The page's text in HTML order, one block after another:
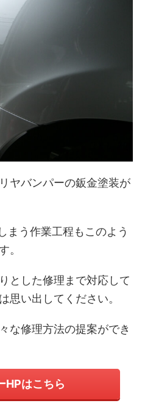
ヤバンパーの鈑金塗装が
まう作業工程もこのよう
。
とした修理まで対応して
思い出してください。
な修理方法の提案ができ
HPはこちら